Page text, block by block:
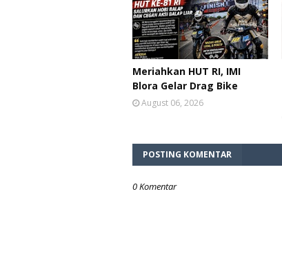
Meriahkan HUT RI, IMI
Blora Gelar Drag Bike
August 06, 2026
POSTING KOMENTAR
0 Komentar